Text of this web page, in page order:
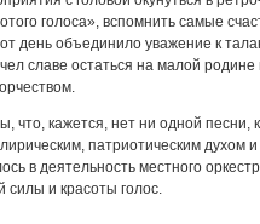
голоса», вспомнить самые
день объединило уважение к
славе остаться на малой
что, кажется, нет ни одной песни,
патриотическим духом
в деятельность местного
силы и красоты голос.